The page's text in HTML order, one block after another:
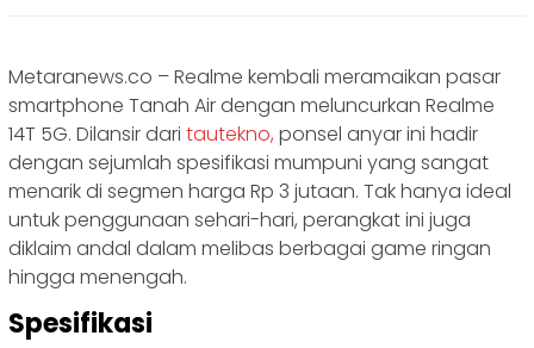
Metaranews.co – Realme kembali meramaikan pasar
smartphone Tanah Air dengan meluncurkan Realme
14T 5G. Dilansir dari tautekno, ponsel anyar ini hadir
dengan sejumlah spesifikasi mumpuni yang sangat
menarik di segmen harga Rp 3 jutaan. Tak hanya ideal
untuk penggunaan sehari-hari, perangkat ini juga
diklaim andal dalam melibas berbagai game ringan
hingga menengah.
Spesifikasi